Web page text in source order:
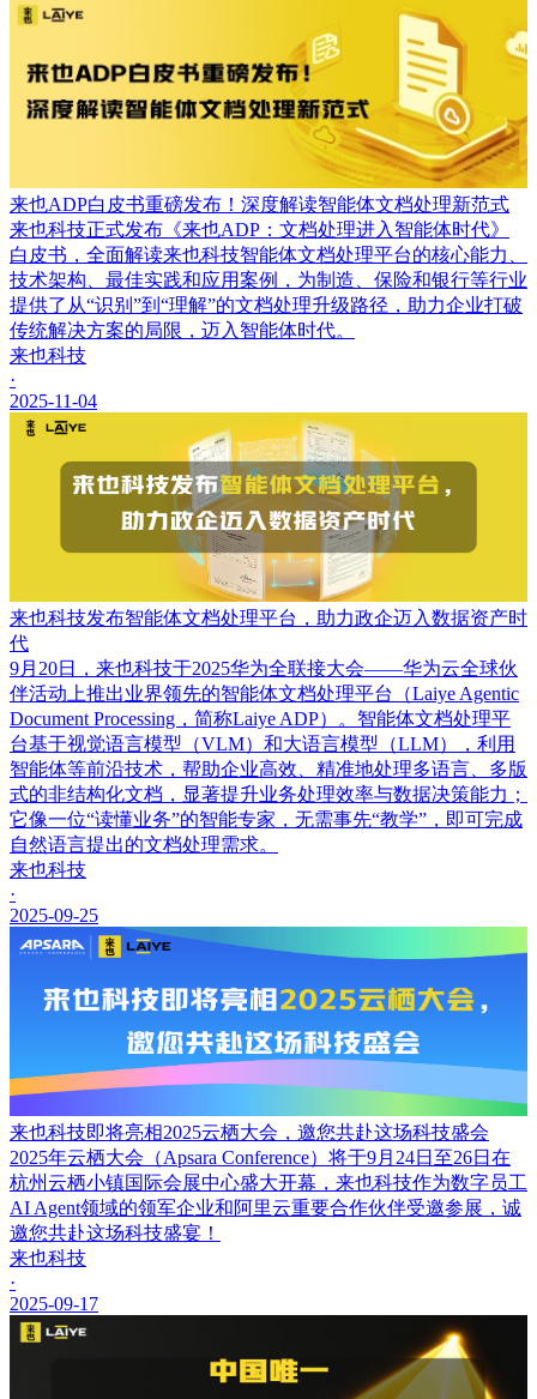
来也ADP白皮书重磅发布！深度解读智能体文档处理新范式
来也科技正式发布《来也ADP：文档处理进入智能体时代》
白皮书，全面解读来也科技智能体文档处理平台的核心能力、
技术架构、最佳实践和应用案例，为制造、保险和银行等行业
提供了从“识别”到“理解”的文档处理升级路径，助力企业打破
传统解决方案的局限，迈入智能体时代。
来也科技
·
2025-11-04
来也科技发布智能体文档处理平台，助力政企迈入数据资产时
代
9月20日，来也科技于2025华为全联接大会——华为云全球伙
伴活动上推出业界领先的智能体文档处理平台（Laiye Agentic
Document Processing，简称Laiye ADP）。智能体文档处理平
台基于视觉语言模型（VLM）和大语言模型（LLM），利用
智能体等前沿技术，帮助企业高效、精准地处理多语言、多版
式的非结构化文档，显著提升业务处理效率与数据决策能力；
它像一位“读懂业务”的智能专家，无需事先“教学”，即可完成
自然语言提出的文档处理需求。
来也科技
·
2025-09-25
来也科技即将亮相2025云栖大会，邀您共赴这场科技盛会
2025年云栖大会（Apsara Conference）将于9月24日至26日在
杭州云栖小镇国际会展中心盛大开幕，来也科技作为数字员工
AI Agent领域的领军企业和阿里云重要合作伙伴受邀参展，诚
邀您共赴这场科技盛宴！
来也科技
·
2025-09-17